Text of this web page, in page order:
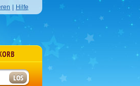
Hilfe